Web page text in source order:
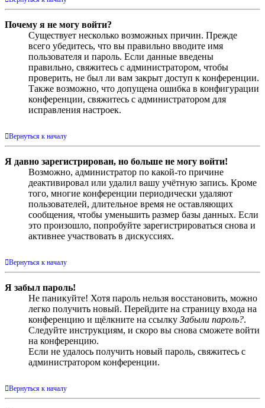
Почему я не могу войти?
Существует несколько возможных причин. Прежде
всего убедитесь, что вы правильно вводите имя
пользователя и пароль. Если данные введены
правильно, свяжитесь с администратором, чтобы
проверить, не был ли вам закрыт доступ к конференции.
Также возможно, что допущена ошибка в конфигурации
конференции, свяжитесь с администратором для
исправления настроек.
Вернуться к началу
Я давно зарегистрирован, но больше не могу войти!
Возможно, администратор по какой-то причине
деактивировал или удалил вашу учётную запись. Кроме
того, многие конференции периодически удаляют
пользователей, длительное время не оставляющих
сообщения, чтобы уменьшить размер базы данных. Если
это произошло, попробуйте зарегистрироваться снова и
активнее участвовать в дискуссиях.
Вернуться к началу
Я забыл пароль!
Не паникуйте! Хотя пароль нельзя восстановить, можно
легко получить новый. Перейдите на страницу входа на
конференцию и щёлкните на ссылку Забыли пароль?.
Следуйте инструкциям, и скоро вы снова сможете войти
на конференцию.
Если не удалось получить новый пароль, свяжитесь с
администратором конференции.
Вернуться к началу